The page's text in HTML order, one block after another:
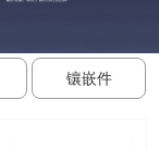
镶嵌件